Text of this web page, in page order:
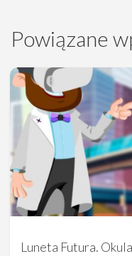
Powiązane
Luneta Futura.